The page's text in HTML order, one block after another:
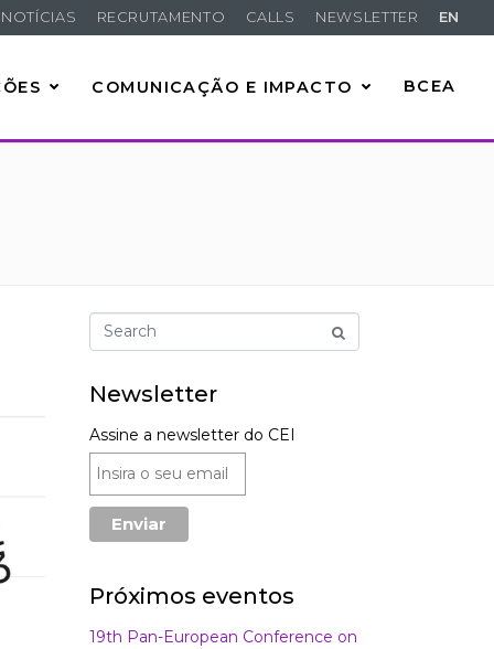
NOTÍCIAS RECRUTAMENTO CALLS NEWSLETTER EN
COMUNICAÇÃO E IMPACTO BCEA
Newsletter
Assine a newsletter do CEI
Próximos eventos
19th Pan-European Conference on